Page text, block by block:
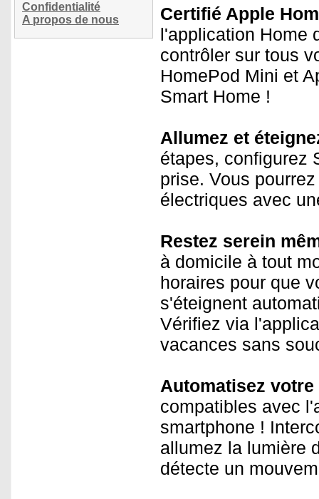
Confidentialité
A propos de nous
Certifié Apple
l'application Home
contrôler sur tous
HomePod Mini et
Smart Home !
Allumez et
étapes, configurez
prise. Vous
électriques avec
Restez serein
à domicile à tout
horaires pour que
s'éteignent
Vérifiez via
vacances sans
Automatisez votre
compatibles avec
smartphone !
allumez la lumière
détecte un